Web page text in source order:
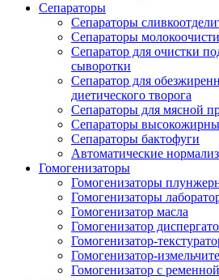
Сепараторы
Сепараторы
Сепараторы
Сепаратор для очистки
сыворотки
Сепаратор для
диетического творога
Сепараторы для мясной
Сепараторы
Сепараторы бактофуги
Автоматические
Гомогенизаторы
Гомогенизаторы
Гомогенизаторы
Гомогенизатор масла
Гомогенизатор
Гомогенизатор-
Гомогенизатор-
Гомогенизатор с